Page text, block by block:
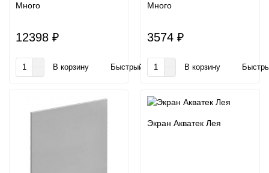
Много
12398 ₽
В корзину Быстрый заказ
Много
3574 ₽
В корзину
Экран Акватек Лея